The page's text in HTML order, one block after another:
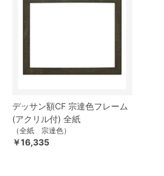
デッサン額CF 宗達色フレーム
(アクリル付) 全紙
（全紙 宗達色）
￥16,335